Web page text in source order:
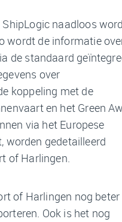
naadloos
wordt de informatie
de standaard
over
koppeling met de
en het Green
via het Europese
worden gedetailleerd
of Harlingen.
of Harlingen nog beter
Ook is het nog